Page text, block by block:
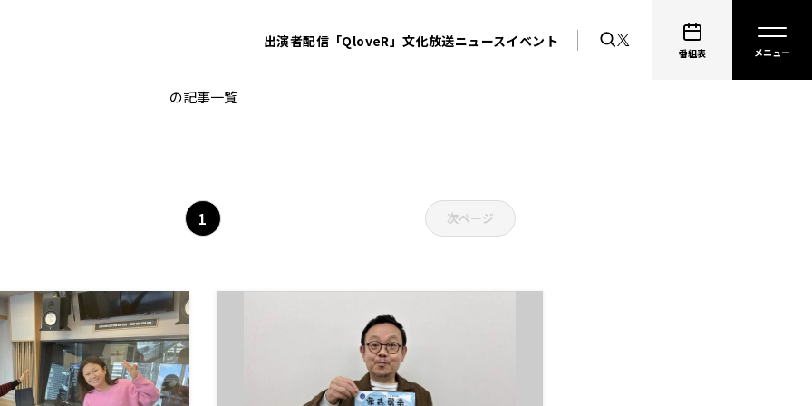
出演者配信「QloveR」文化放送ニュースイベント
番組表
の記事一覧
1 次ページ